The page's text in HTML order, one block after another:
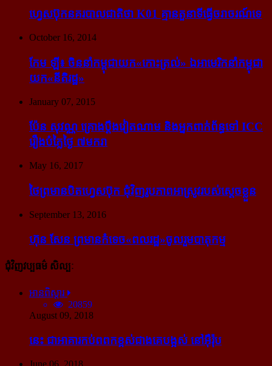
ហ្វេសប៊ុក​នគរបាល​ជាតិ​ថា K01 គ្មាន​តួនាទី​ធ្វើ​ចរាចរណ៍​ទេ
October 16, 2014
កែម ឡី៖ ចិន​នាំ​កម្ពុជា​យក​«កោះ​ត្រល់» ឯ​អាមេរិក​នាំ​កម្ពុជា​
យក​«នីតិរដ្ឋ»
January 07, 2015
ប៉ែន សុវណ្ណ គ្រោង​ប្តឹង​វៀតណាម និង​អ្នក​ពាក់​ព័ន្ធ​ទៅ ICC
រឿង​បំភ្លៃ​ថ្ងៃ ៧​មករា
May 16, 2017
ថៃ​ព្រមាន​បិត​ហ្វេសប៊ុក ជុំ​វិញ​រូបភាព​អាស្រូវ​របស់​ស្ដេច​ខ្លួន
September 13, 2016
ហ៊ុន សែន ព្រមាន​កំទេច​«ពលរដ្ឋ»​ចូលរួម​បាតុកម្ម
ជុំវិញវប្បធម៌ សិល្បៈ
អានពិស្ដារ
20859
August 09, 2018
នេះ ជា​អាគារ​កប់​ពពក​ខ្ពស់​ជាង​គេ​បង្អស់ នៅ​អ៊ឺរ៉ុប